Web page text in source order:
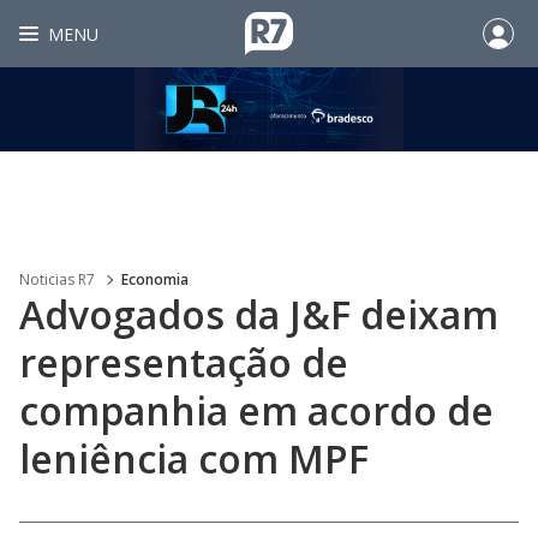
MENU
Noticias R7 Economia
Advogados da J&F deixam
representação de
companhia em acordo de
leniência com MPF